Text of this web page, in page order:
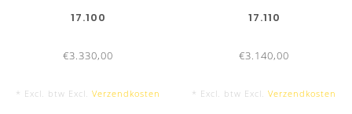
17.100
€3.330,00
* Excl. btw Excl. Verzendkosten
17.110
€3.140,00
* Excl. btw Excl. Verzendkosten